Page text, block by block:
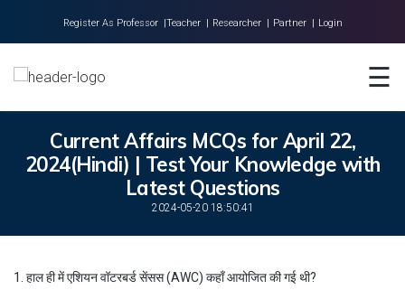
Register As Professor |Teacher | Researcher | Partner | Login
☰
Home
About Us
Universities
Current Affairs MCQs for April 22,
2024(Hindi) | Test Your Knowledge with
Latest Questions
2024-05-20 18:50:41
1. हाल ही में एशियन वॉटरबर्ड सेंसस (AWC) कहाँ आयोजित की गई थी?